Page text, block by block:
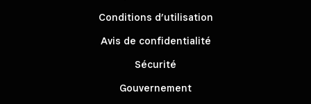
Conditions d’utilisation
Avis de confidentialité
Sécurité
Gouvernement